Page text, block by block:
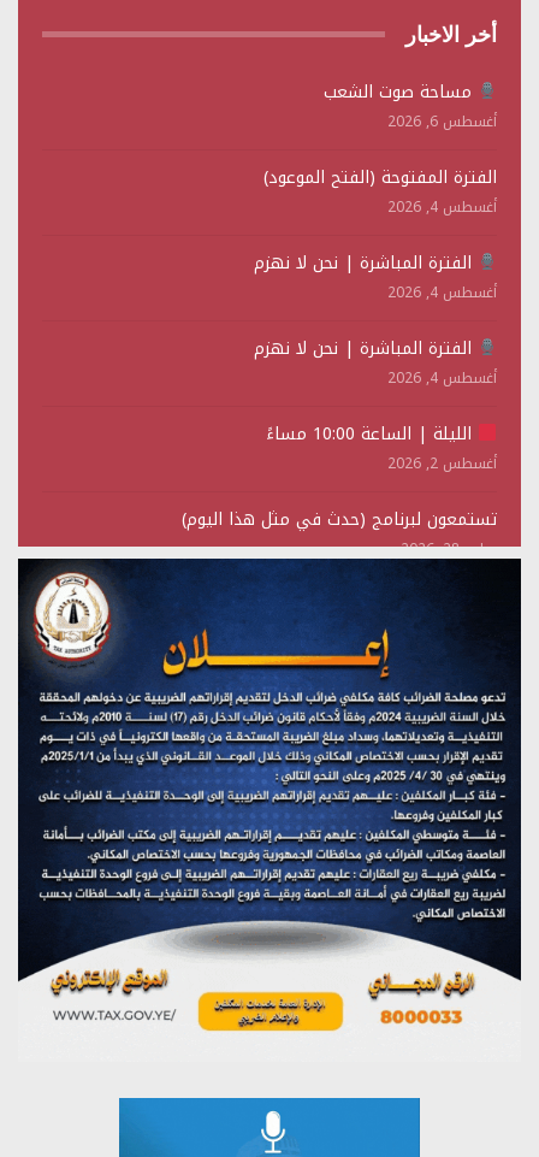
أخر الاخبار
مساحة صوت الشعب
أغسطس 6, 2026
الفترة المفتوحة (الفتح الموعود)
أغسطس 4, 2026
الفترة المباشرة | نحن لا نهزم
أغسطس 4, 2026
الفترة المباشرة | نحن لا نهزم
أغسطس 4, 2026
الليلة | الساعة 10:00 مساءً
أغسطس 2, 2026
تستمعون لبرنامج (حدث في مثل هذا اليوم)
يوليو 28, 2026
(نحن لا نهزم) بث مباشر
تستمعون لبرنامج (هندسة الوهم)
يوليو 28, 2026
مؤتمر صحفي لمركز عين الإنسانية حول جرائم تحالف العدوان
على اليمن
يوليو 27, 2026
تستمعون لبرنامج (مع السيد القائد)
يوليو 26, 2026